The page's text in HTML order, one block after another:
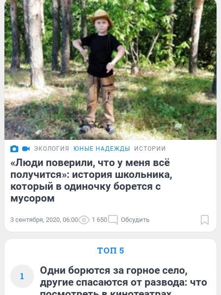
ЭКОЛОГИЯ ЮНЫЕ НАДЕЖДЫ ИСТОРИИ
«Люди поверили, что у меня всё
получится»: история школьника,
который в одиночку борется с
мусором
3 сентября, 2020, 06:00 1 650 Обсудить
ТОП 5
1
Одни борются за горное село,
другие спасаются от развода: что